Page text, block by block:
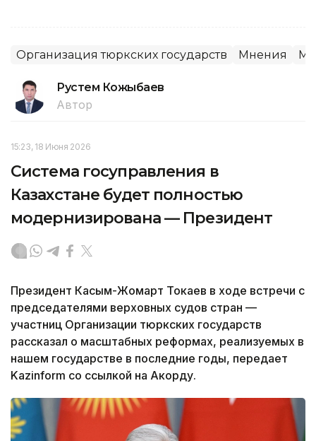
Организация тюркских государств Мнения
Рустем Кожыбаев
Автор
15:23, 18 Июня 2026
Система госуправления в
Казахстане будет полностью
модернизирована — Президент
Президент Касым-Жомарт Токаев в ходе встречи с
председателями верховных судов стран —
участниц Организации тюркских государств
рассказал о масштабных реформах, реализуемых в
нашем государстве в последние годы, передает
Kazinform со ссылкой на Акорду.